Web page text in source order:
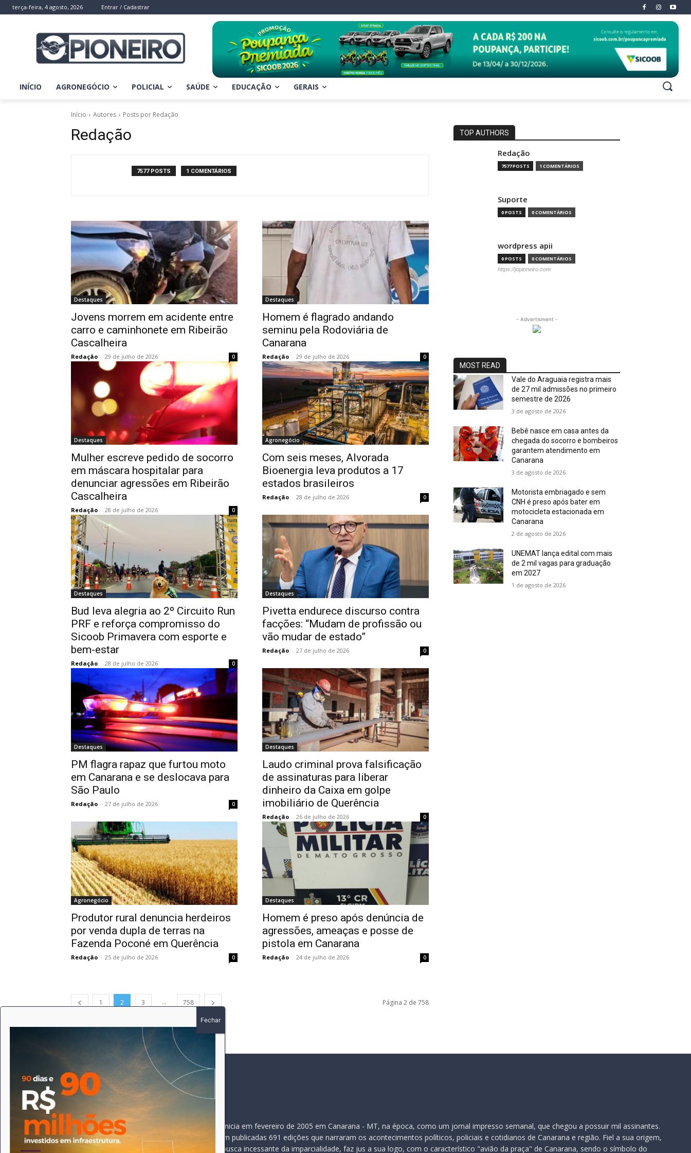
terça-feira, 4 agosto, 2026 Entrar / Cadastrar
INÍCIO AGRONEGÓCIO POLICIAL SAÚDE EDUCAÇÃO GERAIS
Início Autores Posts por Redação
Redação
7577 POSTS 1 COMENTÁRIOS
Destaques
Jovens morrem em acidente entre
carro e caminhonete em Ribeirão
Cascalheira
Redação - 29 de julho de 2026 0
Destaques
Homem é flagrado andando
seminu pela Rodoviária de
Canarana
Redação - 29 de julho de 2026 0
Destaques
Mulher escreve pedido de socorro
em máscara hospitalar para
denunciar agressões em Ribeirão
Cascalheira
Redação - 28 de julho de 2026 0
Agronegócio
Com seis meses, Alvorada
Bioenergia leva produtos a 17
estados brasileiros
Redação - 28 de julho de 2026 0
Destaques
Bud leva alegria ao 2º Circuito Run
PRF e reforça compromisso do
Sicoob Primavera com esporte e
bem-estar
Redação - 28 de julho de 2026 0
Destaques
Pivetta endurece discurso contra
facções: “Mudam de profissão ou
vão mudar de estado”
Redação - 27 de julho de 2026 0
Destaques
PM flagra rapaz que furtou moto
em Canarana e se deslocava para
São Paulo
Redação - 27 de julho de 2026 0
Destaques
Laudo criminal prova falsificação
de assinaturas para liberar
dinheiro da Caixa em golpe
imobiliário de Querência
Redação - 26 de julho de 2026 0
Agronegócio
Produtor rural denuncia herdeiros
por venda dupla de terras na
Fazenda Poconé em Querência
Redação - 25 de julho de 2026 0
Destaques
Homem é preso após denúncia de
agressões, ameaças e posse de
pistola em Canarana
Redação - 24 de julho de 2026 0
1 2 3 ... 758 Página 2 de 758
TOP AUTHORS
Redação
7577 POSTS 1 COMENTÁRIOS
Suporte
0 POSTS 0 COMENTÁRIOS
wordpress apii
0 POSTS 0 COMENTÁRIOS
https://jopioneiro.com
- Advertisment -
MOST READ
Vale do Araguaia registra mais
de 27 mil admissões no primeiro
semestre de 2026
3 de agosto de 2026
Bebê nasce em casa antes da
chegada do socorro e bombeiros
garantem atendimento em
Canarana
3 de agosto de 2026
Motorista embriagado e sem
CNH é preso após bater em
motocicleta estacionada em
Canarana
2 de agosto de 2026
UNEMAT lança edital com mais
de 2 mil vagas para graduação
em 2027
1 de agosto de 2026
SIGA-NOS
SOBRE
A história do Pioneiro inicia em fevereiro de 2005 em Canarana - MT, na época, como um jornal impresso semanal, que chegou a possuir mil assinantes.
Durante 15 anos, foram publicadas 691 edições que narraram os acontecimentos políticos, policiais e cotidianos de Canarana e região. Fiel a sua origem,
pautado sempre pela busca incessante da imparcialidade, faz jus a sua logo, com o característico "avião da praça" de Canarana, sendo o símbolo do